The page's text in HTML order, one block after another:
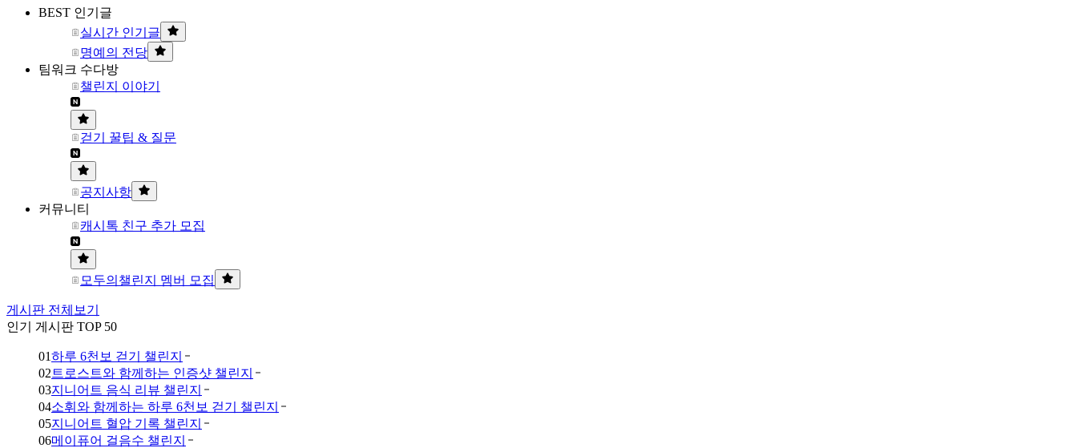
BEST 인기글
실시간 인기글
명예의 전당
팀워크 수다방
챌린지 이야기
걷기 꿀팁 & 질문
공지사항
커뮤니티
캐시톡 친구 추가 모집
모두의챌린지 멤버 모집
게시판 전체보기
인기 게시판 TOP 50
01하루 6천보 걷기 챌린지
02 트로스트와 함께하는 인증샷 챌린지
03지니어트 음식 리뷰 챌린지
04소휘와 함께하는 하루 6천보 걷기 챌린지
05지니어트 혈압 기록 챌린지
06메이퓨어 걸음수 챌린지